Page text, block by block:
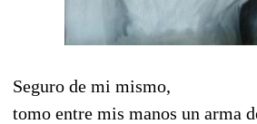
Seguro de mi mismo,
tomo entre mis manos un arma